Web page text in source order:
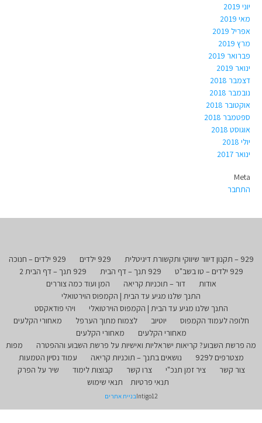
יוני 2019
מאי 2019
אפריל 2019
מרץ 2019
פברואר 2019
ינואר 2019
דצמבר 2018
נובמבר 2018
אוקטובר 2018
ספטמבר 2018
אוגוסט 2018
יולי 2018
ינואר 2017
Meta
התחבר
929 – תקנון דיוור שיווקי ותקשורת דיגיטלית 929 ילדים
929 ילדים – חנוכה
929 ילדים – טו בשב"ט
929 תנך – דף הבית
929 תנך – דף הבית 2
אודות
דור – תוכניות קריאה
המן ועוד כמה צוררים
התנך שלנו מגיע עד הבית | הקמפוס הוירטואלי
התנך שלנו מגיע עד הבית | הקמפוס הוירטואלי
ויהי פודאקסט
חלופה לעמוד הקמפוס
יוטיוב לצמוח מתוך הערפל
מאחורי הקלעים
מאחורי הקלעים
מאחורי הקלעים
מה פרשת השבוע? קריאות ישראליות ואישיות על פרשת השבוע וההפטרה
מפות
מצטרפים ל929
נושאים בתנך – תוכניות קריאה
עמוד נסיון הטמעות
צור קשר
ציר זמן תנכ"י צרו קשר קבוצות לימוד
שיר על הפרק
תנאי פרטיות
תנאי שימוש
Intigo12בניית אתרים